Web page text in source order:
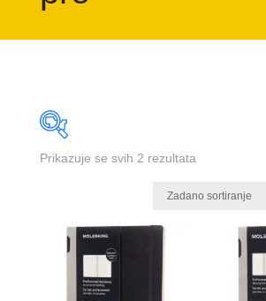
Prikazuje se svih 2 rezultata